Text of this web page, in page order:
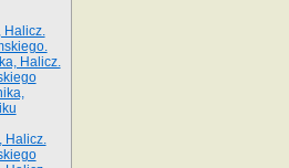
Halicz.
Halicz.
Halicz.